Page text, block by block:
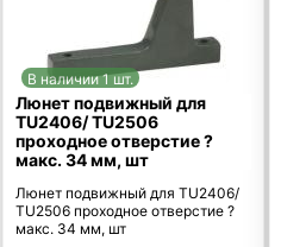
В наличии 1 шт.
Люнет подвижный для
TU2406/ TU2506
проходное отверстие ?
макс. 34 мм, шт
Люнет подвижный для TU2406/
TU2506 проходное отверстие ?
макс. 34 мм, шт